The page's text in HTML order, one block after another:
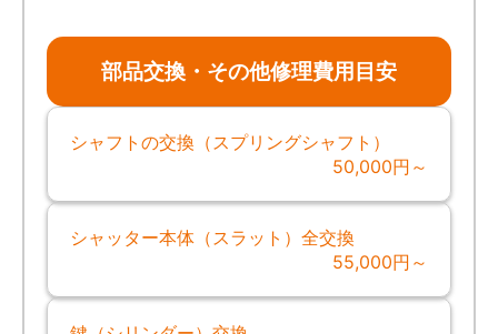
部品交換・その他修理費用目安
シャフトの交換（スプリングシャフト）
50,000円～
シャッター本体（スラット）全交換
55,000円～